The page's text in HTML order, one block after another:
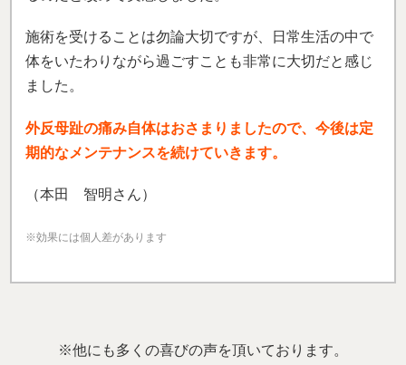
施術を受けることは勿論大切ですが、日常生活の中で
体をいたわりながら過ごすことも非常に大切だと感じ
ました。
外反母趾の痛み自体はおさまりましたので、今後は定
期的なメンテナンスを続けていきます。
（本田 智明さん）
※効果には個人差があります
※他にも多くの喜びの声を頂いております。